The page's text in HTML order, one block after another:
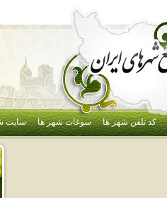
کد تلفن شهر ها سوغات شهر ها سایت